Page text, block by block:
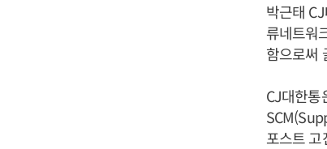
박근태
류네트워
함으로써
CJ대한통
포스트 고